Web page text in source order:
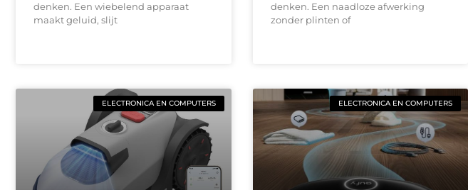
denken. Een wiebelend apparaat
maakt geluid, slijt
denken. Een naadloze afwerking
zonder plinten of
ELECTRONICA EN COMPUTERS ELECTRONICA EN COMPUTERS